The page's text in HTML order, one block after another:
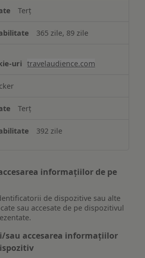
Terț
365 zile, 89 zile
travelaudience.com
Terț
392 zile
informațiilor de pe
de dispozitive sau alte
sau accesate de pe dispozitivul
sau accesarea informațiilor